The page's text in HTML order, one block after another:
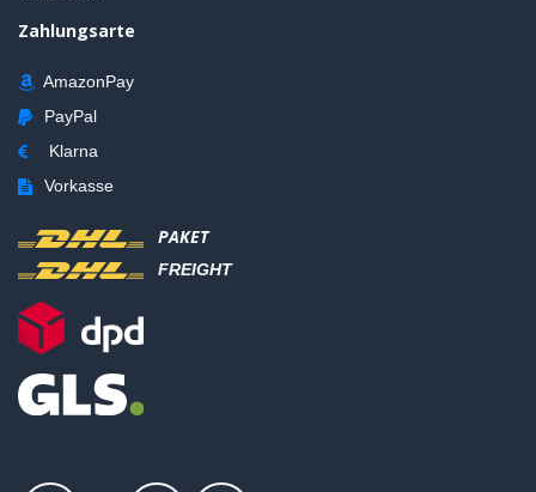
Zahlungsarte
AmazonPay
PayPal
Klarna
Vorkasse
PAKET
FREIGHT